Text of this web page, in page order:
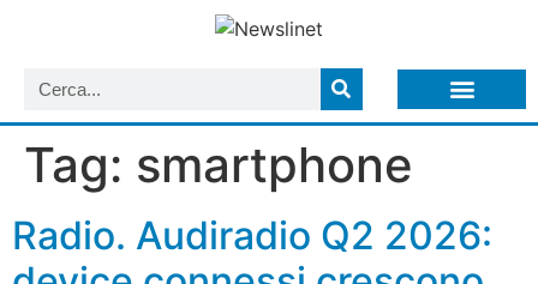
Tag: smartphone
Radio. Audiradio Q2 2026: